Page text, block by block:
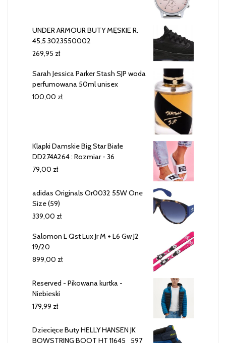
UNDER ARMOUR BUTY MĘSKIE R.
45,5 3023550002
269,95 zł
Sarah Jessica Parker Stash SJP woda
perfumowana 50ml unisex
100,00 zł
Klapki Damskie Big Star Białe
DD274A264 : Rozmiar - 36
79,00 zł
adidas Originals Or0032 55W One
Size (59)
339,00 zł
Salomon L Qst Lux Jr M + L6 Gw J2
19/20
899,00 zł
Reserved - Pikowana kurtka -
Niebieski
179,99 zł
Dziecięce Buty HELLY HANSEN JK
BOWSTRING BOOT HT 11645_597